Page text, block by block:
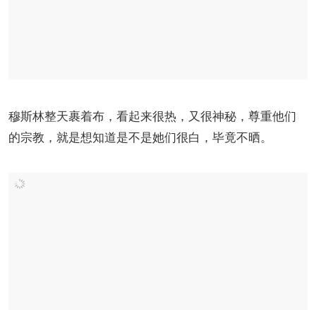
穆斯林整天裹着布，看起来很热，又很神秘，尊重他们
的宗教，就是想知道是不是她们很白，毕竟不晒。